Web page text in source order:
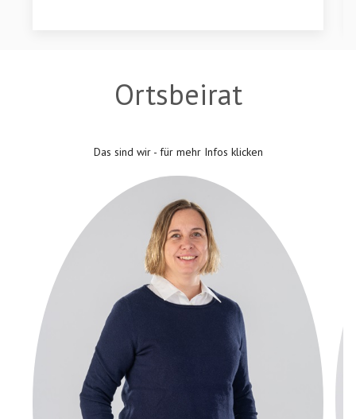
Ortsbeirat
Das sind wir - für mehr Infos klicken